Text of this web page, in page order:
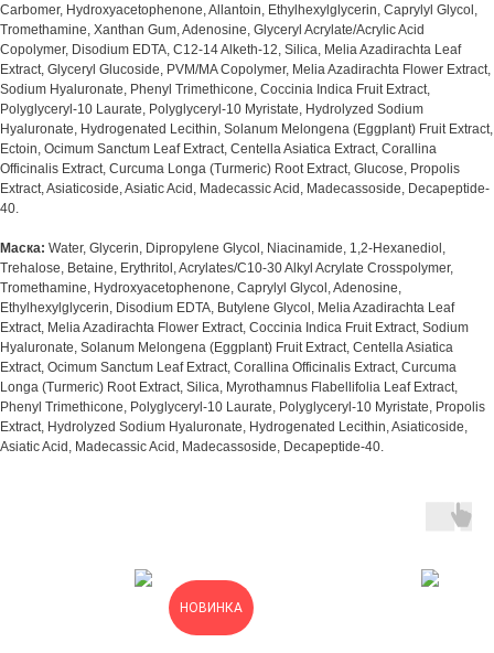
Carbomer, Hydroxyacetophenone, Allantoin, Ethylhexylglycerin, Caprylyl Glycol,
Tromethamine, Xanthan Gum, Adenosine, Glyceryl Acrylate/Acrylic Acid
Copolymer, Disodium EDTA, C12-14 Alketh-12, Silica, Melia Azadirachta Leaf
Extract, Glyceryl Glucoside, PVM/MA Copolymer, Melia Azadirachta Flower Extract,
Sodium Hyaluronate, Phenyl Trimethicone, Coccinia Indica Fruit Extract,
Polyglyceryl-10 Laurate, Polyglyceryl-10 Myristate, Hydrolyzed Sodium
Hyaluronate, Hydrogenated Lecithin, Solanum Melongena (Eggplant) Fruit Extract,
Ectoin, Ocimum Sanctum Leaf Extract, Centella Asiatica Extract, Corallina
Officinalis Extract, Curcuma Longa (Turmeric) Root Extract, Glucose, Propolis
Extract, Asiaticoside, Asiatic Acid, Madecassic Acid, Madecassoside, Decapeptide-
40.
Маска: Water, Glycerin, Dipropylene Glycol, Niacinamide, 1,2-Hexanediol,
Trehalose, Betaine, Erythritol, Acrylates/C10-30 Alkyl Acrylate Crosspolymer,
Tromethamine, Hydroxyacetophenone, Caprylyl Glycol, Adenosine,
Ethylhexylglycerin, Disodium EDTA, Butylene Glycol, Melia Azadirachta Leaf
Extract, Melia Azadirachta Flower Extract, Coccinia Indica Fruit Extract, Sodium
Hyaluronate, Solanum Melongena (Eggplant) Fruit Extract, Centella Asiatica
Extract, Ocimum Sanctum Leaf Extract, Corallina Officinalis Extract, Curcuma
Longa (Turmeric) Root Extract, Silica, Myrothamnus Flabellifolia Leaf Extract,
Phenyl Trimethicone, Polyglyceryl-10 Laurate, Polyglyceryl-10 Myristate, Propolis
Extract, Hydrolyzed Sodium Hyaluronate, Hydrogenated Lecithin, Asiaticoside,
Asiatic Acid, Madecassic Acid, Madecassoside, Decapeptide-40.
НОВИНКА